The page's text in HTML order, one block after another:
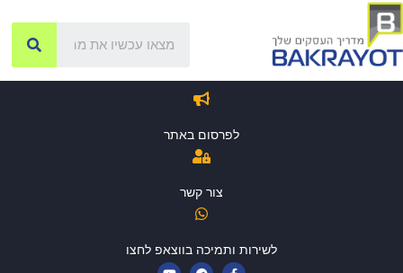
לפרסום באתר
צור קשר
לשירות ותמיכה בווצאפ לחצו